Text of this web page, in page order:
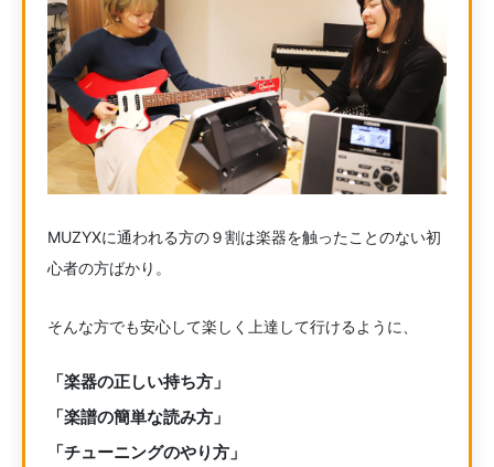
MUZYXに通われる方の９割は楽器を触ったことのない初
心者の方ばかり。
そんな方でも安心して楽しく上達して行けるように、
「楽器の正しい持ち方」
「楽譜の簡単な読み方」
「チューニングのやり方」